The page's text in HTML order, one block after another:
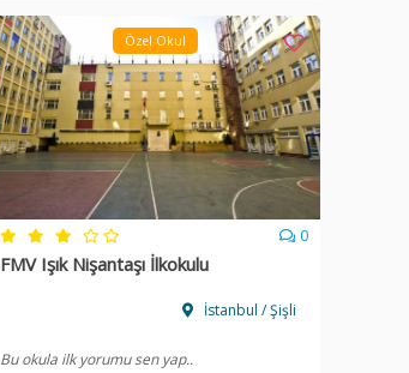
Özel Okul
0
FMV Işık Nişantaşı İlkokulu
İstanbul / Şişli
Bu okula ilk yorumu sen yap..